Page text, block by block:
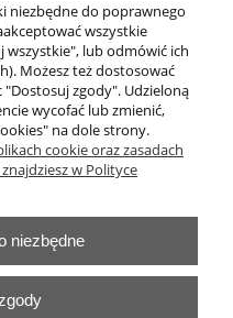
niezbędne do poprawnego
wszystkie
wszystkie", lub odmówić ich
Możesz też dostosować
zgody". Udzieloną
wycofać lub zmienić,
na dole strony.
cookie oraz zasadach
w Polityce
niezbędne